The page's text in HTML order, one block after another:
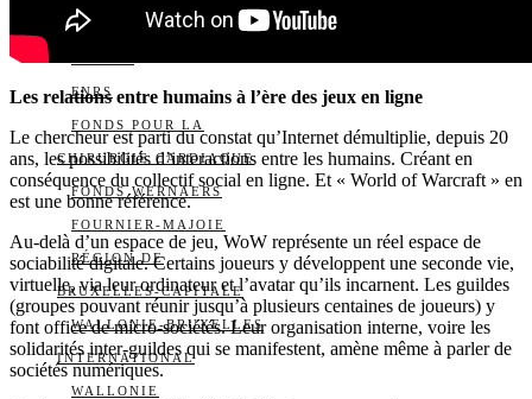
ACADÉMIE ROYALE
FNRS
FONDS POUR LA
CHIRURGIE CARDIAQUE
FONDS WERNAERS
FOURNIER-MAJOIE
RÉGION DE
BRUXELLES-CAPITALE
WALLONIE-BRUXELLES
INTERNATIONAL
WALLONIE
Les relations entre humains à l’ère des jeux en ligne
Le chercheur est parti du constat qu’Internet démultiplie, depuis 20
ans, les possibilités d’interactions entre les humains. Créant en
conséquence du collectif social en ligne. Et « World of Warcraft » en
est une bonne référence.
Au-delà d’un espace de jeu, WoW représente un réel espace de
sociabilité digitale. Certains joueurs y développent une seconde vie,
virtuelle, via leur ordinateur et l’avatar qu’ils incarnent. Les guildes
(groupes pouvant réunir jusqu’à plusieurs centaines de joueurs) y
font office de micro-sociétés. Leur organisation interne, voire les
solidarités inter-guildes qui se manifestent, amène même à parler de
sociétés numériques.